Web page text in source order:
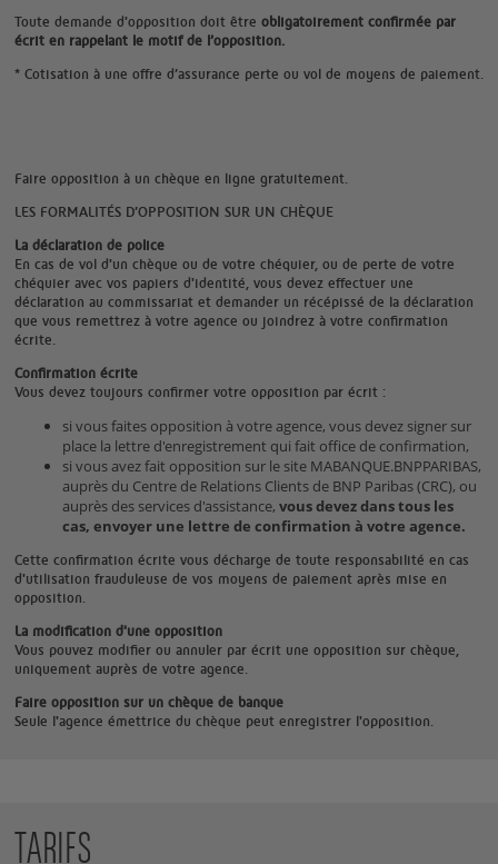
Toute demande d'opposition doit être obligatoirement confirmée par
écrit en rappelant le motif de l’opposition.
* Cotisation à une offre d’assurance perte ou vol de moyens de paiement.
Faire opposition à un chèque en ligne gratuitement.
LES FORMALITÉS D’OPPOSITION SUR UN CHÈQUE
La déclaration de police
En cas de vol d'un chèque ou de votre chéquier, ou de perte de votre
chéquier avec vos papiers d'identité, vous devez effectuer une
déclaration au commissariat et demander un récépissé de la déclaration
que vous remettrez à votre agence ou joindrez à votre confirmation
écrite.
Confirmation écrite
Vous devez toujours confirmer votre opposition par écrit :
si vous faites opposition à votre agence, vous devez signer sur
place la lettre d'enregistrement qui fait office de confirmation,
si vous avez fait opposition sur le site MABANQUE.BNPPARIBAS,
auprès du Centre de Relations Clients de BNP Paribas (CRC), ou
auprès des services d'assistance,vous devez dans tous les
cas, envoyer une lettre de confirmation à votre agence.
Cette confirmation écrite vous décharge de toute responsabilité en cas
d'utilisation frauduleuse de vos moyens de paiement après mise en
opposition.
La modification d'une opposition
Vous pouvez modifier ou annuler par écrit une opposition sur chèque,
uniquement auprès de votre agence.
Faire opposition sur un chèque de banque
Seule l'agence émettrice du chèque peut enregistrer l'opposition.